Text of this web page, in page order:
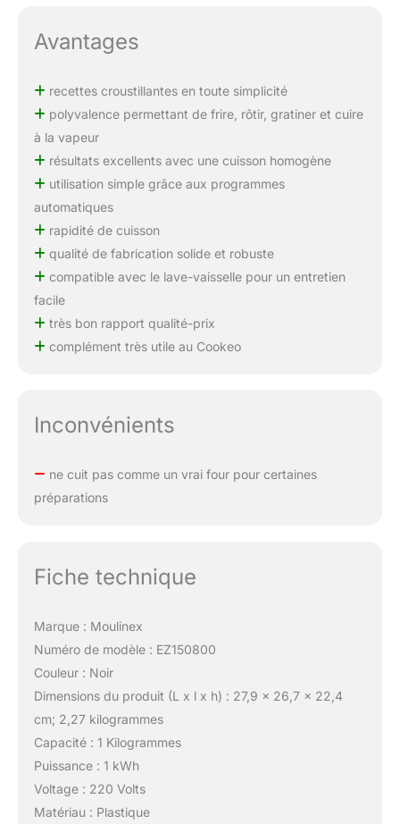
Avantages
recettes croustillantes en toute simplicité
polyvalence permettant de frire, rôtir, gratiner et cuire
à la vapeur
résultats excellents avec une cuisson homogène
utilisation simple grâce aux programmes
automatiques
rapidité de cuisson
qualité de fabrication solide et robuste
compatible avec le lave-vaisselle pour un entretien
facile
très bon rapport qualité-prix
complément très utile au Cookeo
Inconvénients
ne cuit pas comme un vrai four pour certaines
préparations
Fiche technique
Marque : Moulinex
Numéro de modèle : EZ150800
Couleur : Noir
Dimensions du produit (L x l x h) : 27,9 x 26,7 x 22,4
cm; 2,27 kilogrammes
Capacité : 1 Kilogrammes
Puissance : 1 kWh
Voltage : 220 Volts
Matériau : Plastique